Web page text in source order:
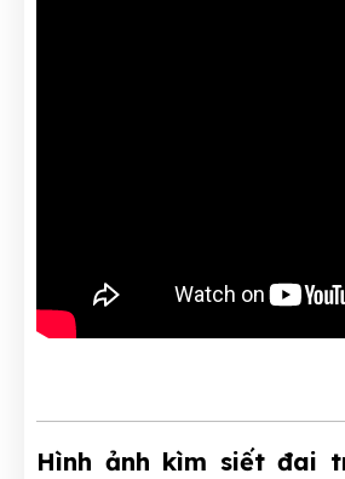
Hình ảnh kìm siết đai